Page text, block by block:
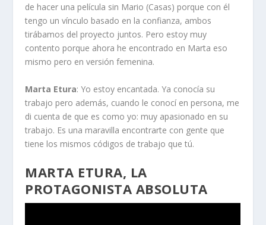
de hacer una película sin Mario (Casas) porque con él
tengo un vínculo basado en la confianza, ambos
tirábamos del proyecto juntos. Pero estoy muy
contento porque ahora he encontrado en Marta eso
mismo pero en versión femenina.
Marta Etura: Yo estoy encantada. Ya conocía su
trabajo pero además, cuando le conocí en persona, me
di cuenta de que es como yo: muy apasionado en su
trabajo. Es una maravilla encontrarte con gente que
tiene los mismos códigos de trabajo que tú.
MARTA ETURA, LA
PROTAGONISTA ABSOLUTA